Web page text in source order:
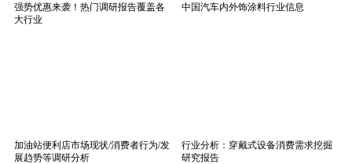
强势优惠来袭！热门调研报告覆盖各
大行业
中国汽车内外饰涂料行业信息
加油站便利店市场现状/消费者行为/发
展趋势等调研分析
行业分析：穿戴式设备消费需求挖掘
研究报告